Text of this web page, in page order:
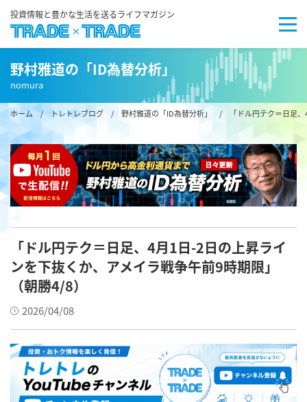
投資情報と豊かな生活を送るライフマガジン
野村雅道の「ID為替分析」
nomura
ホーム/ トレトレブログ / 野村雅道の「ID為替分析」 / 「ドル円テク＝日足、4
「ドル円テク＝日足、4月1日-2日の上昇ライ
ンを下抜くか、アメイラ戦争午前9時期限」
（朝勝4/8）
2026/04/08